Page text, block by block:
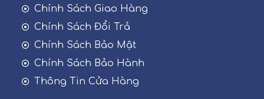
Chính Sách Giao Hàng
Chính Sách Đổi Trả
Chính Sách Bảo Mật
Chính Sách Bảo Hành
Thông Tin Cửa Hàng